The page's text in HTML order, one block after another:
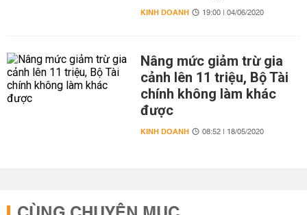
KINH DOANH 19:00 | 04/06/2020
Nâng mức giảm trừ gia
cảnh lên 11 triệu, Bộ Tài
chính không làm khác
được
KINH DOANH 08:52 | 18/05/2020